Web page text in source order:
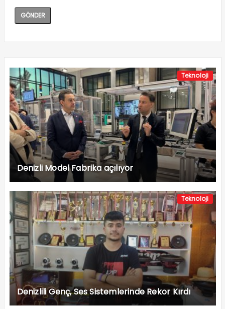
Teknoloji
Denizli Model Fabrika açılıyor
Teknoloji
Denizlili Genç, Ses Sistemlerinde Rekor Kırdı